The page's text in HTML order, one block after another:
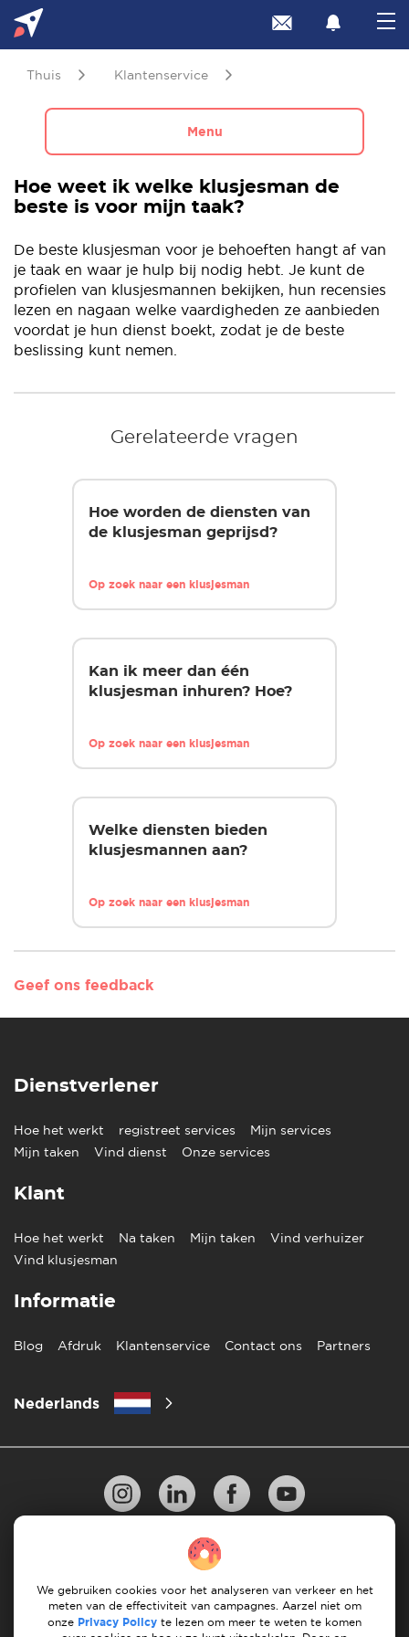
Thuis Klantenservice
Menu
Hoe weet ik welke klusjesman de
beste is voor mijn taak?
De beste klusjesman voor je behoeften hangt af van
je taak en waar je hulp bij nodig hebt. Je kunt de
profielen van klusjesmannen bekijken, hun recensies
lezen en nagaan welke vaardigheden ze aanbieden
voordat je hun dienst boekt, zodat je de beste
beslissing kunt nemen.
Gerelateerde vragen
Hoe worden de diensten van
de klusjesman geprijsd?
Op zoek naar een klusjesman
Kan ik meer dan één
klusjesman inhuren? Hoe?
Op zoek naar een klusjesman
Welke diensten bieden
klusjesmannen aan?
Op zoek naar een klusjesman
Geef ons feedback
Dienstverlener
Hoe het werkt registreet services
Mijn services
Mijn taken
Vind dienst Onze services
Klant
Hoe het werkt Na taken Mijn taken
Vind verhuizer
Vind klusjesman
Informatie
Blog Afdruk Klantenservice Contact ons Partners
Nederlands
10 regels voor succesvol verhuizen
Richtlijnen voor betaling Algemene Voorwaarden
Annuleren & terugbetalingen
We gebruiken cookies voor het analyseren van verkeer en het
meten van de effectiviteit van campagnes. Aarzel niet om
onze Privacy Policy te lezen om meer te weten te komen